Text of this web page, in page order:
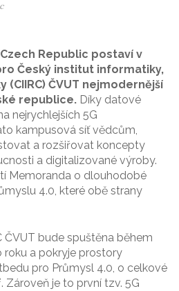
Republic postaví v
Český institut informatiky,
ČVUT nejmodernější
republice. Díky datové
nejrychlejších 5G
kampusová síť vědcům,
a rozšiřovat koncepty
a digitalizované výroby.
Memoranda o dlouhodobé
4.0, které obě strany
ČVUT bude spuštěna během
a pokryje prostory
pro Průmysl 4.0, o celkové
Zároveň je to první tzv. 5G